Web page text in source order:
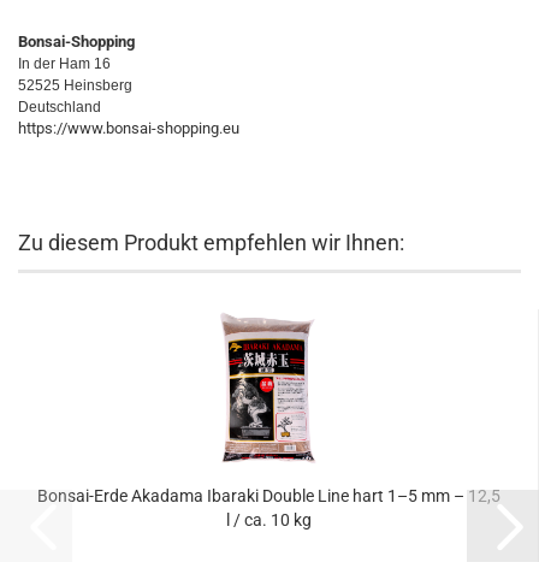
Bonsai-Shopping
In der Ham 16
52525 Heinsberg
Deutschland
https://www.bonsai-shopping.eu
Zu diesem Produkt empfehlen wir Ihnen:
Bonsai-Erde Akadama Ibaraki Double Line hart 1–5 mm – 12,5
l / ca. 10 kg